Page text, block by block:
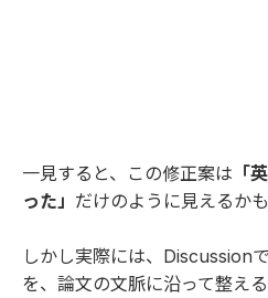
一見すると、この修正案は 「
った」 だけのように見えるか
しかし実際には、Discussion
を、論文の文脈に沿って整え